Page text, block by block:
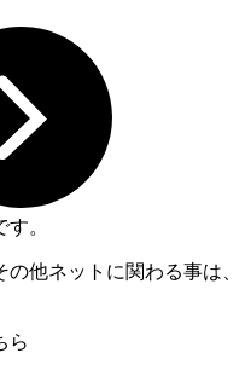
。
他ネットに関わる事は、
ら